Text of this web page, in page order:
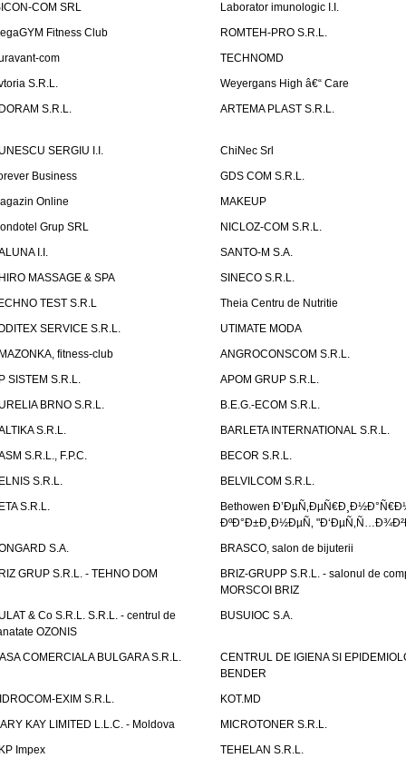
COM SRL
Laborator imunologic I.I.
Fitness Club
ROMTEH-PRO S.R.L.
com
TECHNOMD
S.R.L.
Weyergans High â€“ Care
S.R.L.
ARTEMA PLAST S.R.L.
SERGIU I.I.
ChiNec Srl
Business
GDS COM S.R.L.
Online
MAKEUP
Grup SRL
NICLOZ-COM S.R.L.
I.I.
SANTO-M S.A.
MASSAGE & SPA
SINECO S.R.L.
TEST S.R.L
Theia Centru de Nutritie
SERVICE S.R.L.
UTIMATE MODA
fitness-club
ANGROCONSCOM S.R.L.
SISTEM S.R.L.
APOM GRUP S.R.L.
BRNO S.R.L.
B.E.G.-ECOM S.R.L.
S.R.L.
BARLETA INTERNATIONAL S.R.L.
S.R.L., F.P.C.
BECOR S.R.L.
S.R.L.
BELVILCOM S.R.L.
S.R.L.
Bethowen
ÐºÐ°Ð±Ð¸Ð½ÐµÑ‚
S.A.
BRASCO, salon de bijuterii
GRUP S.R.L. - TEHNO DOM
BRIZ-GRUPP S.R.L. - salonul de
MORSCOI BRIZ
& Co S.R.L. S.R.L. - centrul de
OZONIS
BUSUIOC S.A.
COMERCIALA BULGARA S.R.L.
CENTRUL DE IGIENA SI
BENDER
EXIM S.R.L.
KOT.MD
KAY LIMITED L.L.C. - Moldova
MICROTONER S.R.L.
Impex
TEHELAN S.R.L.